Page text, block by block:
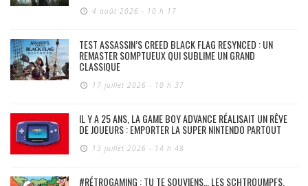
4 août 2026 - 10 h 17
TEST ASSASSIN’S CREED BLACK FLAG RESYNCED : UN
REMASTER SOMPTUEUX QUI SUBLIME UN GRAND
CLASSIQUE
17 juillet 2026 - 10 h 37
IL Y A 25 ANS, LA GAME BOY ADVANCE RÉALISAIT UN RÊVE
DE JOUEURS : EMPORTER LA SUPER NINTENDO PARTOUT
13 juillet 2026 - 14 h 48
#RÉTROGAMING : TU TE SOUVIENS… LES SCHTROUMPFS,